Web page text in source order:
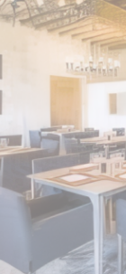
ます))
ます))